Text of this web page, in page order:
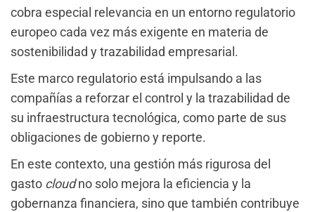
cobra especial relevancia en un entorno regulatorio
europeo cada vez más exigente en materia de
sostenibilidad y trazabilidad empresarial.
Este marco regulatorio está impulsando a las
compañías a reforzar el control y la trazabilidad de
su infraestructura tecnológica, como parte de sus
obligaciones de gobierno y reporte.
En este contexto, una gestión más rigurosa del
gasto cloudno solo mejora la eficiencia y la
gobernanza financiera, sino que también contribuye